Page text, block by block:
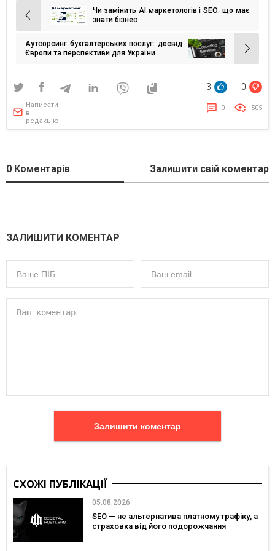
Навігація
записів
Чи замінить AI маркетологів і SEO: що має
знати бізнес
Аутсорсинг бухгалтерських послуг: досвід
Європи та перспективи для України
3 0
Написати
в
редакцію
0 505
0 Коментарів Залишити свій коментар
ЗАЛИШИТИ КОМЕНТАР
Залишити коментар
СХОЖІ ПУБЛІКАЦІЇ
05.08.2026
SEO — не альтернатива платному трафіку, а
страховка від його подорожчання